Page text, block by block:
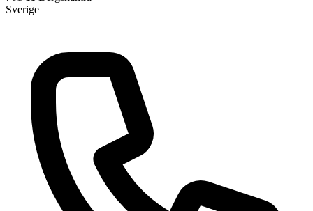
Sverige